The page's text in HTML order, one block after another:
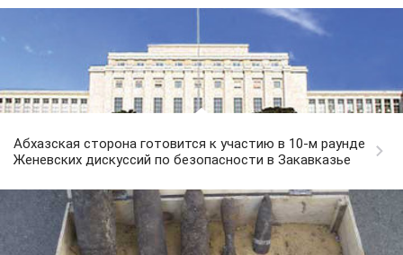
Абхазская сторона готовится к участию в 10-м раунде
Женевских дискуссий по безопасности в Закавказье